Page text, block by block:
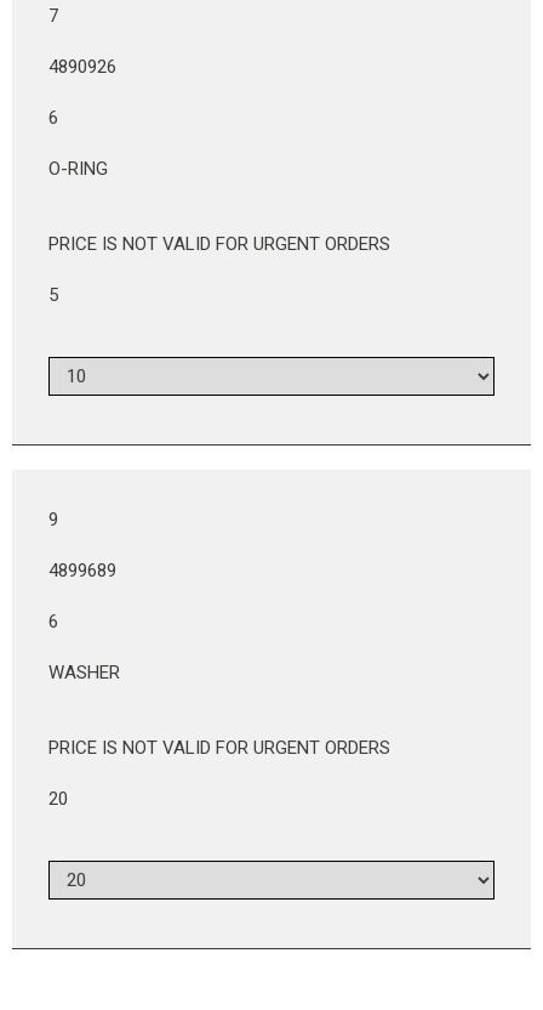
7
4890926
6
O-RING
PRICE IS NOT VALID FOR URGENT ORDERS
5
9
4899689
6
WASHER
PRICE IS NOT VALID FOR URGENT ORDERS
20